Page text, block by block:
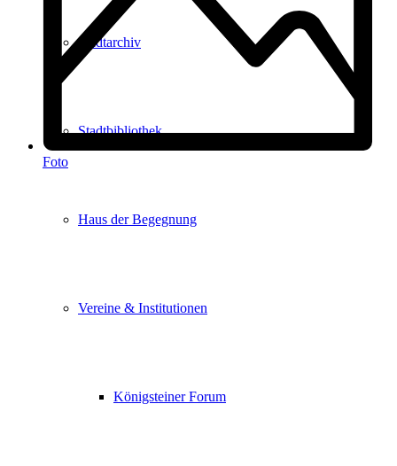
Stadtarchiv
Stadtbibliothek
Haus der Begegnung
Vereine & Institutionen
Königsteiner Forum
Foto